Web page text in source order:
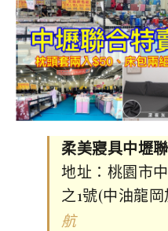
柔美寢具中壢
地址：桃園市
之1號(中油龍
航